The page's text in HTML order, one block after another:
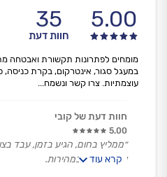
5.00
35
חוות דעת
מומחים לפתרונות תקשורת ואבטחה
עוצמתיות. צרו קשר ונשמח...
חוות דעת של קובי
5.00
״ממליץ בחום, הגיע בזמן, עבד
את התקלה במהירות.
קרא עוד